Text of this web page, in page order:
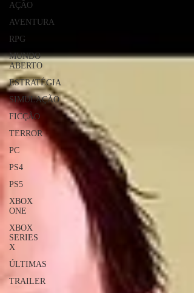
AÇÃO
AVENTURA
RPG
MUNDO
ABERTO
ESTRATÉGIA
SIMULAÇÃO
FICÇÃO
TERROR
PC
PS4
PS5
XBOX
ONE
XBOX
SERIES
X
ÚLTIMAS
TRAILER